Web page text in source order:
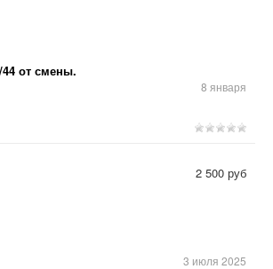
44 от смены.
8 января
3 июля 2025
2 500 руб